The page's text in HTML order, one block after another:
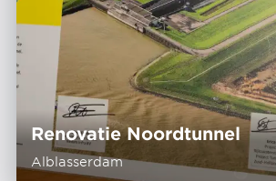
Renovatie Noordtunnel
Alblasserdam